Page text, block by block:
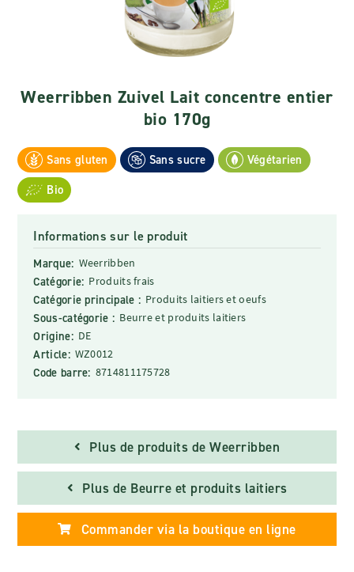
Weerribben Zuivel Lait concentre entier
bio 170g
Sans gluten Sans sucre
Végétarien
Bio
Informations sur le produit
Marque: Weerribben
Catégorie: Produits frais
Catégorie principale : Produits laitiers et oeufs
Sous-catégorie : Beurre et produits laitiers
Origine: DE
Article: WZ0012
Code barre: 8714811175728
Plus de produits de Weerribben
Plus de Beurre et produits laitiers
Commander via la boutique en ligne